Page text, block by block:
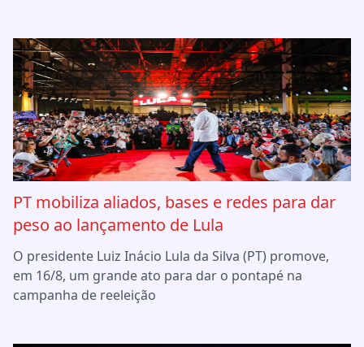
PT mobiliza aliados, bases e redes para dar
peso ao lançamento de Lula
O presidente Luiz Inácio Lula da Silva (PT) promove,
em 16/8, um grande ato para dar o pontapé na
campanha de reeleição